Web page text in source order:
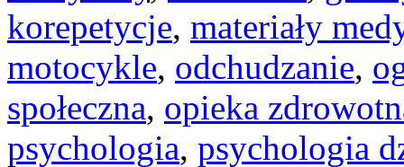
korepetycje, materiały
motocykle, odchudzanie,
społeczna, opieka
psychologia, psychologia